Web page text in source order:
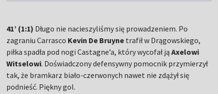
41’ (1:1) Długo nie nacieszyliśmy się prowadzeniem. Po
zagraniu Carrasco Kevin De Bruyne trafił w Drągowskiego,
piłka spadła pod nogi Castagne’a, który wycofał jąAxelowi
Witselowi. Doświadczony defensywny pomocnik przymierzył
tak, że bramkarz biało-czerwonych nawet nie zdążył się
podnieść. Piękny gol.